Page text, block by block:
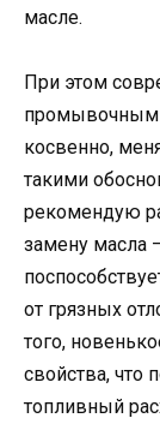
масле.
При этом
косвенно,
такими
рекомендую
замену масла
от грязных
того,
свойства, что
топливный